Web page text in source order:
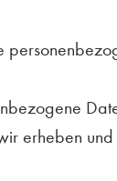
erheben